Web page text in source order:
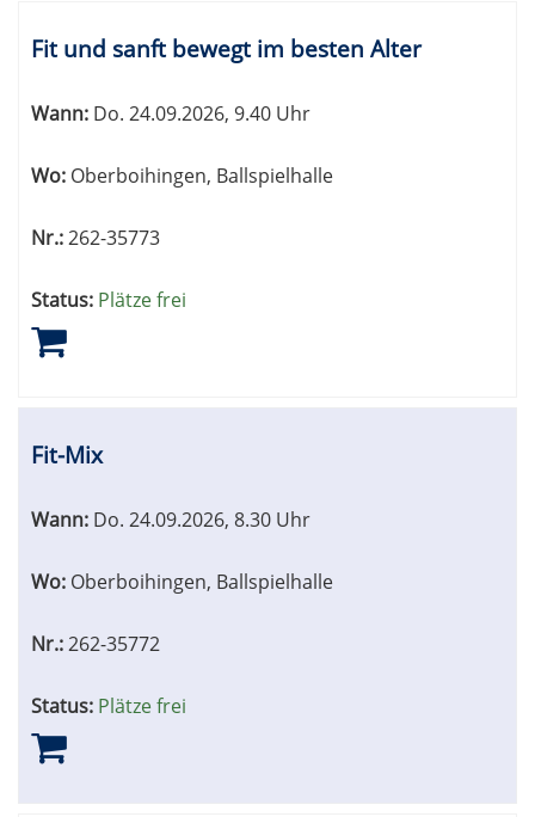
Fit und sanft bewegt im besten Alter
Wann: Do. 24.09.2026, 9.40 Uhr
Wo: Oberboihingen, Ballspielhalle
Nr.:262-35773
Status: Plätze frei
Fit-Mix
Wann: Do. 24.09.2026, 8.30 Uhr
Wo: Oberboihingen, Ballspielhalle
Nr.:262-35772
Status: Plätze frei